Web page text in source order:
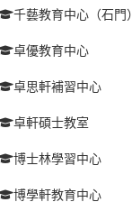
千藝教育中心（石門）
卓優教育中心
卓思軒補習中心
卓軒碩士教室
博士林學習中心
博學軒教育中心